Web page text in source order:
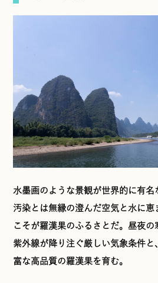
水墨画のような景観が世界的に有
汚染とは無縁の澄んだ空気と水に
こそが羅漢果のふるさとだ。昼夜
紫外線が降り注ぐ厳しい気象条件
富な高品質の羅漢果を育む。